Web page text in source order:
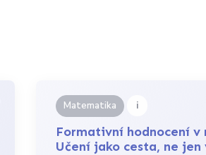
Matematika i
Formativní hodnocení
Učení jako cesta, ne jen